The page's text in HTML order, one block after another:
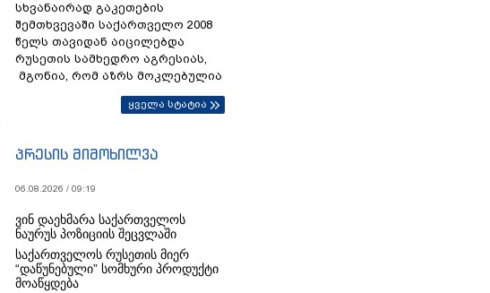
სხვანაირად გაკეთების
შემთხვევაში საქართველო 2008
წელს თავიდან აიცილებდა
რუსეთის სამხედრო აგრესიას,
მგონია, რომ აზრს მოკლებულია
ყველა სტატია
პრესის მიმოხილვა
06.08.2026 / 09:19
ვინ დაეხმარა საქართველოს
ნაურუს პოზიციის შეცვლაში
საქართველოს რუსეთის მიერ
“დაწუნებული” სომხური პროდუქტი
მოაწყდება